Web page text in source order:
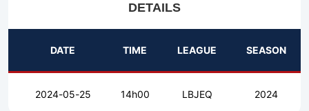
DETAILS
DATE TIME LEAGUE SEASON
2024-05-25 14h00 LBJEQ 2024